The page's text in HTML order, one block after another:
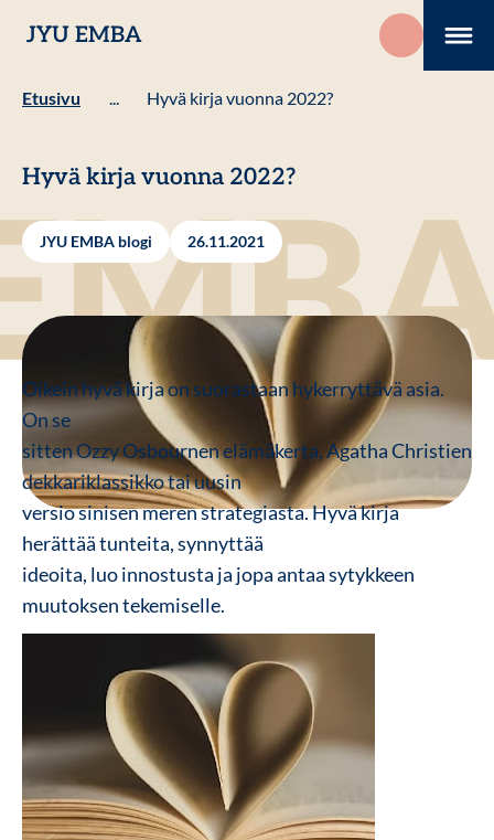
sisältöön
JYU EMBA
Etusivu ... Hyvä kirja vuonna 2022?
Hyvä kirja vuonna 2022?
JYU EMBA blogi 26.11.2021
Oikein hyvä kirja on suorastaan hykerryttävä asia.
On se
sitten Ozzy Osbournen elämäkerta, Agatha Christien
dekkariklassikko tai uusin
versio sinisen meren strategiasta. Hyvä kirja
herättää tunteita, synnyttää
ideoita, luo innostusta ja jopa antaa sytykkeen
muutoksen tekemiselle.